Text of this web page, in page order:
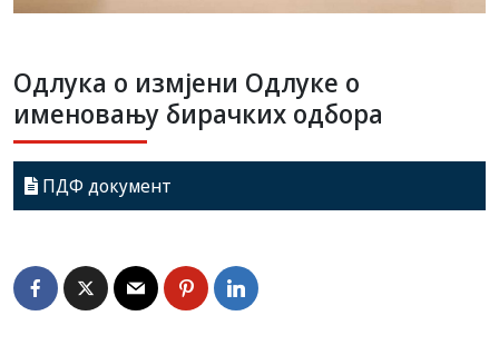
Oдлука о измјени Одлуке о
именовању бирачких одбора
ПДФ документ